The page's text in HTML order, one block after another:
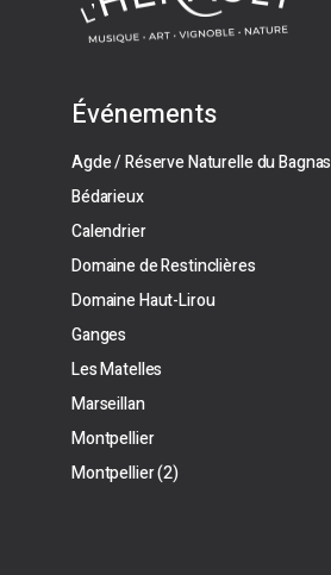
Événements
Agde / Réserve Naturelle du Bagnas
Bédarieux
Calendrier
Domaine de Restinclières
Domaine Haut-Lirou
Ganges
Les Matelles
Marseillan
Montpellier
Montpellier (2)